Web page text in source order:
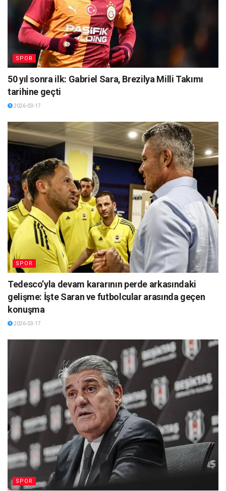
SPOR
50 yıl sonra ilk: Gabriel Sara, Brezilya Milli Takımı
tarihine geçti
2026-03-17
SPOR
Tedesco’yla devam kararının perde arkasındaki
gelişme: İşte Saran ve futbolcular arasında geçen
konuşma
2026-03-17
SPOR